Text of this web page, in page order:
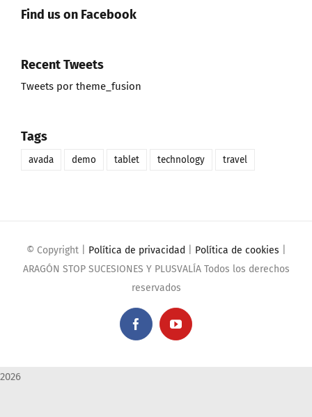
Find us on Facebook
Recent Tweets
Tweets por theme_fusion
Tags
avada demo tablet technology travel
© Copyright Política de privacidad Política de cookies
ARAGÓN STOP SUCESIONES Y PLUSVALÍA Todos los derechos
reservados
FacebookYouTube
2026